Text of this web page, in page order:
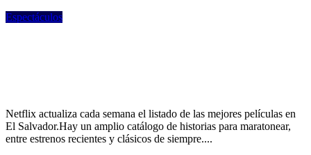
Espectáculos
Netflix actualiza cada semana el listado de las mejores películas en
El Salvador.Hay un amplio catálogo de historias para maratonear,
entre estrenos recientes y clásicos de siempre....